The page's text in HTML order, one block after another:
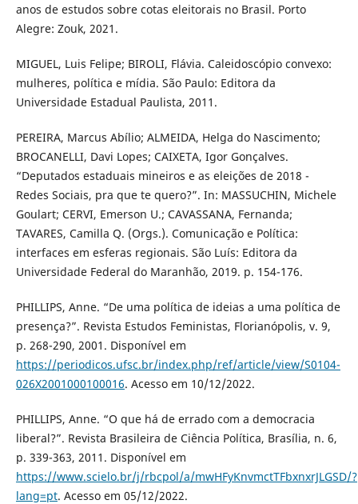
anos de estudos sobre cotas eleitorais no Brasil. Porto
Alegre: Zouk, 2021.
MIGUEL, Luis Felipe; BIROLI, Flávia. Caleidoscópio convexo:
mulheres, política e mídia. São Paulo: Editora da
Universidade Estadual Paulista, 2011.
PEREIRA, Marcus Abílio; ALMEIDA, Helga do Nascimento;
BROCANELLI, Davi Lopes; CAIXETA, Igor Gonçalves.
“Deputados estaduais mineiros e as eleições de 2018 -
Redes Sociais, pra que te quero?”. In: MASSUCHIN, Michele
Goulart; CERVI, Emerson U.; CAVASSANA, Fernanda;
TAVARES, Camilla Q. (Orgs.). Comunicação e Política:
interfaces em esferas regionais. São Luís: Editora da
Universidade Federal do Maranhão, 2019. p. 154-176.
PHILLIPS, Anne. “De uma política de ideias a uma política de
presença?”. Revista Estudos Feministas, Florianópolis, v. 9,
p. 268-290, 2001. Disponível em
https://periodicos.ufsc.br/index.php/ref/article/view/S0104-
026X2001000100016. Acesso em 10/12/2022.
PHILLIPS, Anne. “O que há de errado com a democracia
liberal?”. Revista Brasileira de Ciência Política, Brasília, n. 6,
p. 339-363, 2011. Disponível em
https://www.scielo.br/j/rbcpol/a/mwHFyKnvmctTFbxnxrJLGSD/?
lang=pt. Acesso em 05/12/2022.